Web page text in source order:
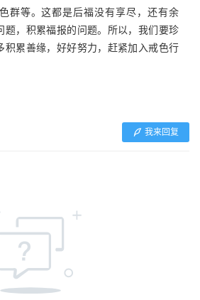
群等。这都是后福没有享尽，还有余
题，积累福报的问题。所以，我们要珍
积累善缘，好好努力，赶紧加入戒色行
我来回复